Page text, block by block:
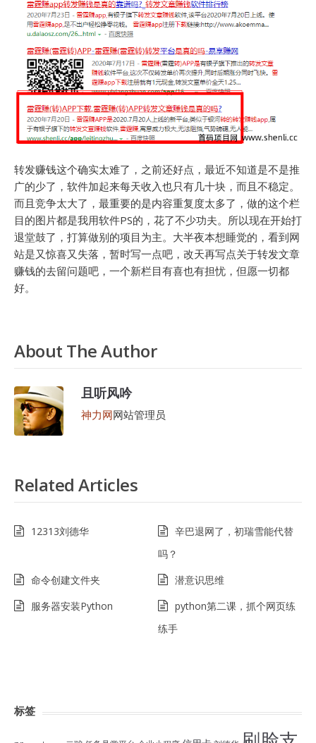
转发赚钱这个确实太难了，之前还好点，最近不知道是不是推
广的少了，软件加起来每天收入也只有几十块，而且不稳定。
而且竞争太大了，最重要的是内容重复度太多了，做的这个栏
目的图片都是我用软件PS的，花了不少功夫。所以现在开始打
退堂鼓了，打算做别的项目为主。大半夜本想睡觉的，看到网
站是又惊喜又失落，暂时写一点吧，改天再写点关于转发文章
赚钱的去留问题吧，一个新栏目有喜也有担忧，但愿一切都
好。
About The Author
且听风吟
神力网网站管理员
Related Articles
12313刘德华
辛巴退网了，初瑞雪能代替
吗？
命令创建文件夹
潜意识思维
服务器安装Python
python第二课，抓个网页练
练手
标签